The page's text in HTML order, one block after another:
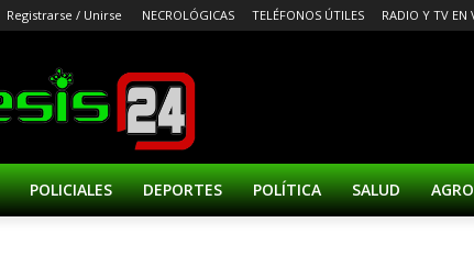
Registrarse / Unirse NECROLÓGICAS TELÉFONOS ÚTILES RADIO Y TV EN
POLICIALES DEPORTES POLÍTICA SALUD